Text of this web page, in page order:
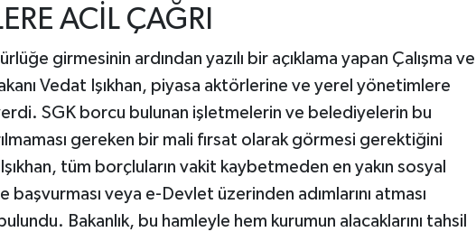
ACİL ÇAĞRI
girmesinin ardından yazılı bir açıklama yapan Çalışma ve
Vedat Işıkhan, piyasa aktörlerine ve yerel yönetimlere
SGK borcu bulunan işletmelerin ve belediyelerin bu
gereken bir mali fırsat olarak görmesi gerektiğini
tüm borçluların vakit kaybetmeden en yakın sosyal
başvurması veya e-Devlet üzerinden adımlarını atması
Bakanlık, bu hamleyle hem kurumun alacaklarını tahsil